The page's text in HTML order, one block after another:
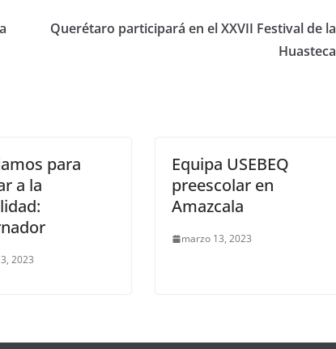
Querétaro participará en el XXVII Festival de la
Huasteca
para
a la
2023
Equipa USEBEQ
preescolar en
Amazcala
marzo 13, 2023